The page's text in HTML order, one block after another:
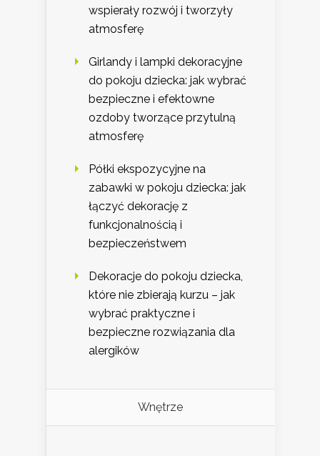
wspierały rozwój i tworzyły
atmosferę
Girlandy i lampki dekoracyjne
do pokoju dziecka: jak wybrać
bezpieczne i efektowne
ozdoby tworzące przytulną
atmosferę
Półki ekspozycyjne na
zabawki w pokoju dziecka: jak
łączyć dekorację z
funkcjonalnością i
bezpieczeństwem
Dekoracje do pokoju dziecka,
które nie zbierają kurzu – jak
wybrać praktyczne i
bezpieczne rozwiązania dla
alergików
Wnętrze